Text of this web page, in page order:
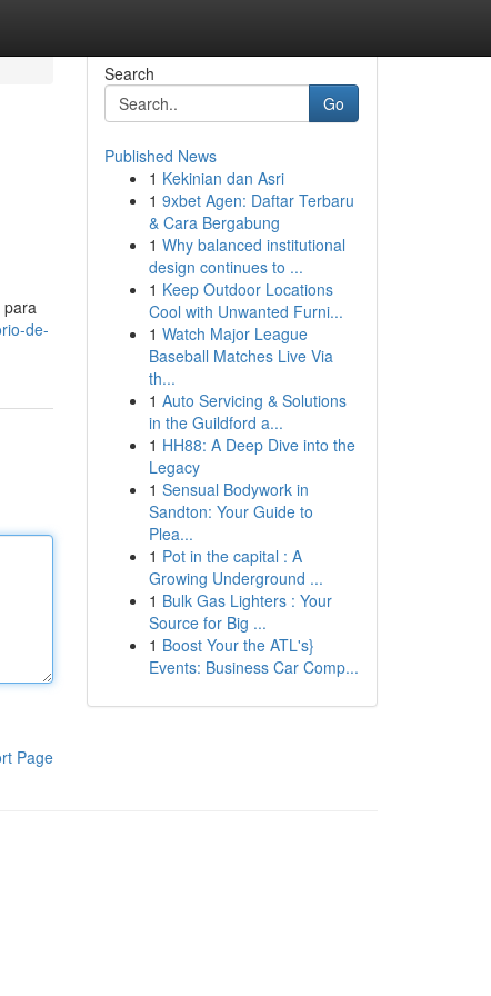
para
de-
Page
Search
Go
Published News
1 Kekinian dan Asri
1 9xbet Agen: Daftar Terbaru
& Cara Bergabung
1 Why balanced institutional
design continues to ...
1 Keep Outdoor Locations
Cool with Unwanted Furni...
1 Watch Major League
Baseball Matches Live Via
th...
1 Auto Servicing & Solutions
in the Guildford a...
1 HH88: A Deep Dive into the
Legacy
1 Sensual Bodywork in
Sandton: Your Guide to
Plea...
1 Pot in the capital : A
Growing Underground ...
1 Bulk Gas Lighters : Your
Source for Big ...
1 Boost Your the ATL's}
Events: Business Car Comp...